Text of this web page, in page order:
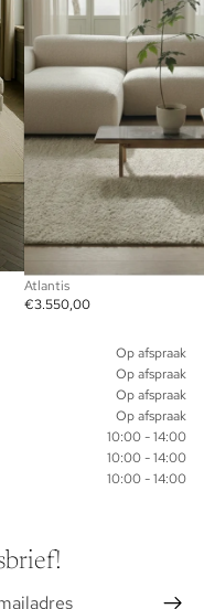
Atlantis
€3.550,00
Op afspraak
Op afspraak
Op afspraak
Op afspraak
10:00 - 14:00
10:00 - 14:00
10:00 - 14:00